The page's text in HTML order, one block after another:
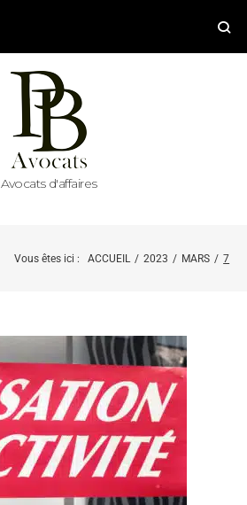
Avocats d'affaires
Vous êtes ici : ACCUEIL / 2023 / MARS / 7